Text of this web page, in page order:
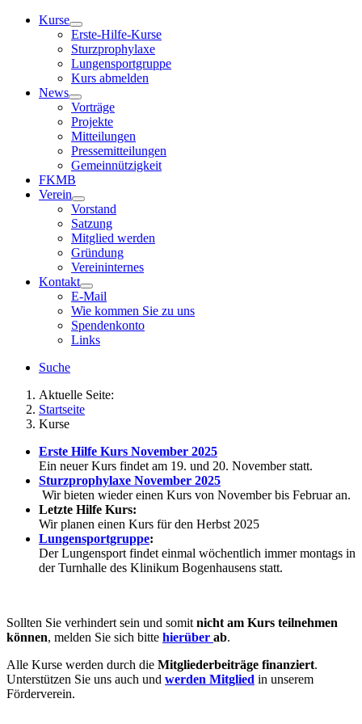
Kurse
Erste-Hilfe-Kurse
Sturzprophylaxe
Lungensportgruppe
Kurs abmelden
News
Vorträge
Projekte
Mitteilungen
Pressemitteilungen
Gemeinnützigkeit
FKMB
Verein
Vorstand
Satzung
Mitglied werden
Gründung
Vereininternes
Kontakt
E-Mail
Wie kommen Sie zu uns
Spendenkonto
Links
Suche
Aktuelle Seite:
Startseite
Kurse
Erste Hilfe Kurs November 2025
Ein neuer Kurs findet am 19. und 20. November statt.
Sturzprophylaxe November 2025
Wir bieten wieder einen Kurs von November bis Februar an.
Letzte Hilfe Kurs:
Wir planen einen Kurs für den Herbst 2025
Lungensportgruppe:
Der Lungensport findet einmal wöchentlich immer montags in
der Turnhalle des Klinikum Bogenhausens statt.
Sollten Sie verhindert sein und somit nicht am Kurs teilnehmen
können, melden Sie sich bitte hierüber ab.
Alle Kurse werden durch die Mitgliederbeiträge finanziert.
Unterstützen Sie uns auch und werden Mitglied in unserem
Förderverein.